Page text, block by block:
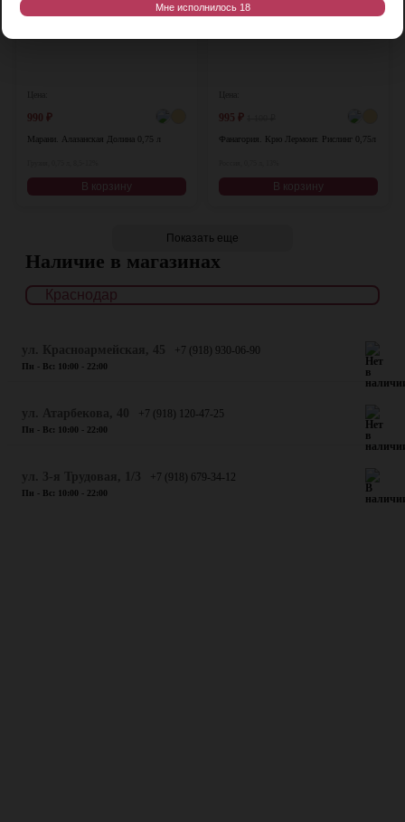
990 ₽
Марани. Алазанская Долина 0,75 л
В корзину
995 ₽
Фанагория. Крю Лермонт. Рислинг 0,75л
В корзину
Показать еще
Наличие в магазинах
+7 (918) 930-06-90
Пн - Вс: 10:00 - 22:00
+7 (918) 120-47-25
Пн - Вс: 10:00 - 22:00
+7 (918) 679-34-12
Пн - Вс: 10:00 - 22:00
Мне исполнилось 18